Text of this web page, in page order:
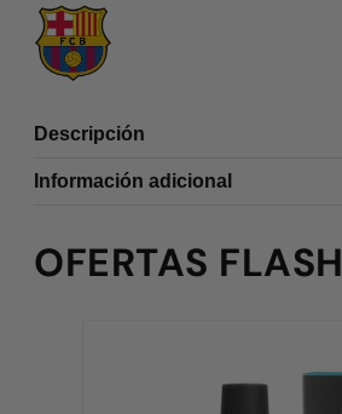
Descripción
Información adicional
OFERTAS FLASH